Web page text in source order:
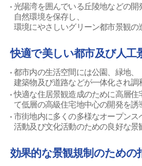
光陽湾を囲んでいる丘陵地などの開
自然環境を保存し、
環境にやさしいグリーン都市景観の
快適で美しい都市及び人工
都市内の生活空間には公園、緑地、
建築物及び道路などが一体化され
快適な住居景観造成のために高層住
て低層の高級住宅地中心の開発を誘
市街地内に多くの多様なオープン
活動及び文化活動のための良好な景
効果的な景観規制のための